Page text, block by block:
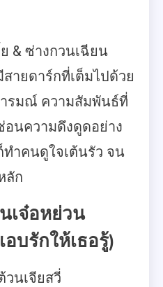
& ซ่างกวนเฉียน
สายดาร์กที่เต็มไปด้วย
ารมณ์ ความสัมพันธ์ที่
อนความดึงดูดอย่าง
ำคนดูใจเต้นรัว จน
ลัก
เจ๋อหย่วน
บรักให้เธอรู้)
วนเจียสวี่